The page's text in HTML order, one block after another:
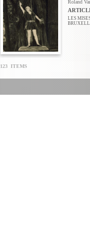
Roland
LES
123 ITEMS